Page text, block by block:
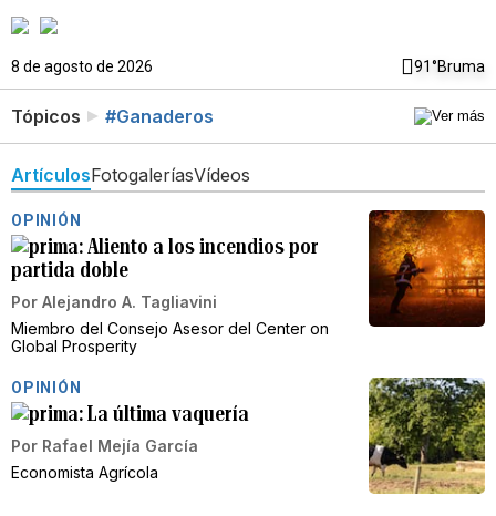
8 de agosto de 2026 91°Bruma
Tópicos #Ganaderos
ArtículosFotogaleríasVídeos
OPINIÓN
Aliento a los incendios por
partida doble
Por Alejandro A. Tagliavini
Miembro del Consejo Asesor del Center on
Global Prosperity
OPINIÓN
La última vaquería
Por Rafael Mejía García
Economista Agrícola